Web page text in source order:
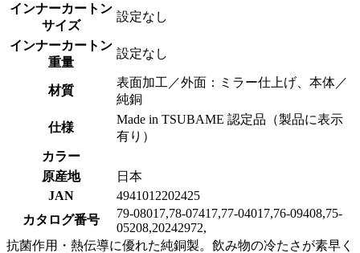
インナーカートン
サイズ
設定なし
インナーカートン
重量
設定なし
材質
表面加工／外面：ミラー仕上げ、本体／
純銅
仕様
Made in TSUBAME 認定品（製品に表示
有り）
カラー
原産地
日本
JAN
4941012202425
カタログ番号
79-08017,78-07417,77-04017,76-09408,75-
05208,20242972,
抗菌作用・熱伝導に優れた純銅製。飲み物の冷たさが素早く